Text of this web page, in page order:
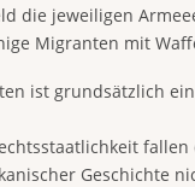
die jeweiligen
Migranten mit
ist grundsätzlich
Geschichte